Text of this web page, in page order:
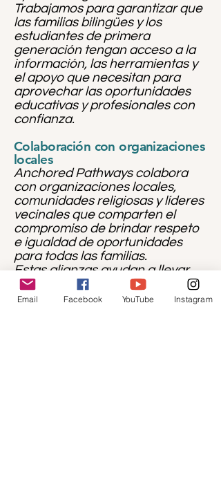
Trabajamos para garantizar que
las familias bilingües y los
estudiantes de primera
generación tengan acceso a la
información, las herramientas y
el apoyo que necesitan para
aprovechar las oportunidades
educativas y profesionales con
confianza.
Colaboración con organizaciones
locales
Anchored Pathways colabora
con organizaciones locales,
comunidades religiosas y líderes
vecinales que comparten el
compromiso de brindar respeto
e igualdad de oportunidades
para todas las familias.
Estas alianzas ayudan a llevar
orientación y recursos a
espacios de confianza donde las
Email Facebook YouTube Instagram